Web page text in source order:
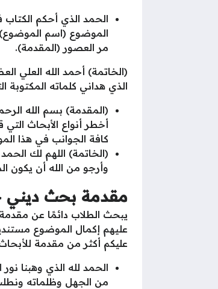
الحمد الذي أحكم الكتاب
الموضوع (اسم الموضوع)
مر العصور (المقدمة).
(الخاتمة) أحمد الله العلي
الذي هداني كلماته المكتوبة
(المقدمة) بسم الله
أخطر أنواع الأبحاث
كافة الجوانب في هذا
(الخاتمة) اللهم لك
وأرجو من الله أن يكون
مقدمة بحث ديني
يبحث الطلاب دائمًا عن
عليهم إكمال الموضوع
عليكم أكثر من مقدمة
الحمد لله الذي وهبنا
من الجهل وظلماته